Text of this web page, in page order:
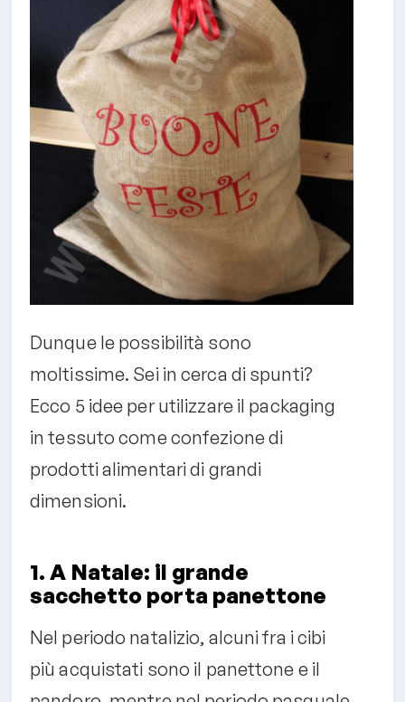
Dunque le possibilità sono
moltissime. Sei in cerca di spunti?
Ecco 5 idee per utilizzare il packaging
in tessuto come confezione di
prodotti alimentari di grandi
dimensioni.
1. A Natale: il grande
sacchetto porta panettone
Nel periodo natalizio, alcuni fra i cibi
più acquistati sono il panettone e il